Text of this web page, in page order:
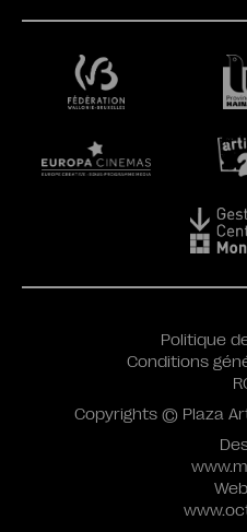
Politique
Conditions
Copyrights © Plaza